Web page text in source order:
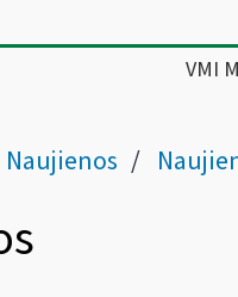
VMI
Naujienos